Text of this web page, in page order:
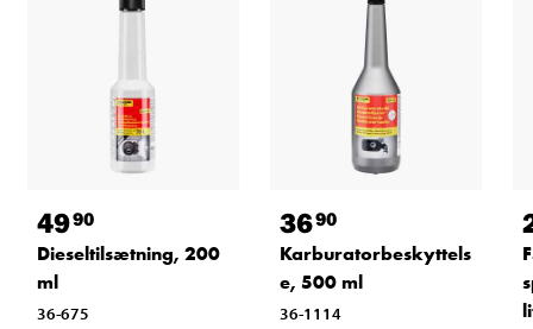
4990
Dieseltilsætning, 200
ml
36-675
3690
Karburatorbeskyttels
e, 500 ml
36-1114